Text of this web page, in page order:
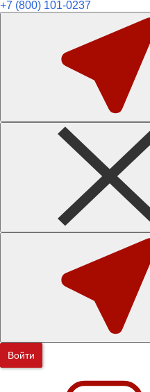
+7 (800) 101-0237
Войти